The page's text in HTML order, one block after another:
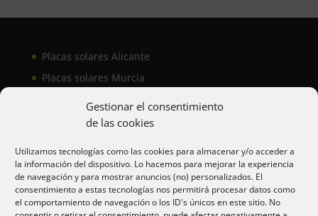
Gestionar el consentimiento
de las cookies
Utilizamos tecnologías como las cookies para almacenar y/o acceder a
la información del dispositivo. Lo hacemos para mejorar la experiencia
de navegación y para mostrar anuncios (no) personalizados. El
consentimiento a estas tecnologías nos permitirá procesar datos como
el comportamiento de navegación o los ID's únicos en este sitio. No
Placas solares Alicante
Placas solares Murcia
Aire acondicionado Alicante
Aire acondicionador Murcia
Aire acondicionado San Juan